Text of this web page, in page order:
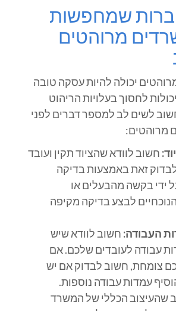
שמחפשות
מרוהטים
יכולה להיות עסקה טובה
לחסוך בעלויות הריהוט
לשים לב למספר דברים לפני
מרוהטים:
חשוב לוודא שהציוד תקין ועובד
לבדוק זאת באמצעות בדיקה
ידי בקשה מהבעלים או
לבצע בדיקה מקיפה
העבודה: חשוב לוודא שיש
עבודה לעובדים שלכם. אם
צומחת, חשוב לבדוק אם יש
עמדות עבודה נוספות.
שהעיצוב הכללי של המשרד